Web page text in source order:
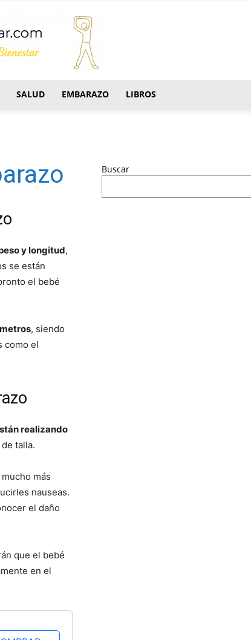
SALUD EMBARAZO LIBROS
y longitud,
se están
el bebé
, siendo
como el
realizando
talla.
más
nauseas.
el daño
que el bebé
en el
Buscar